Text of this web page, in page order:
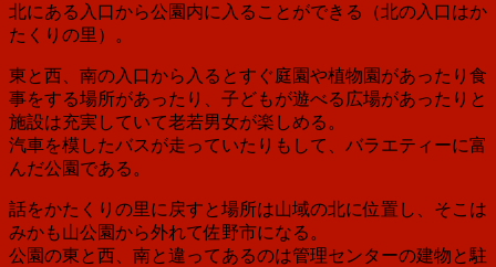
北にある入口から公園内に入ることができる
（北の入口はか
たくりの里）
。
東と西、南の入口から入るとすぐ庭園や植物園があったり食
事をする場所があったり、子どもが遊べる広場があったりと
施設は充実していて老若男女が楽しめる。
汽車を模したバスが走っていたりもして、バラエティーに富
んだ公園である。
話をかたくりの里に戻すと場所は山域の北に位置し、そこは
みかも山公園から外れて佐野市になる。
公園の東と西、南と違ってあるのは管理センターの建物と駐